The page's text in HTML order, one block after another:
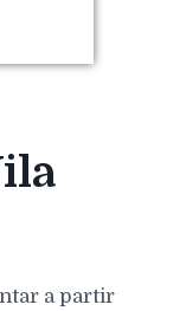
a partir